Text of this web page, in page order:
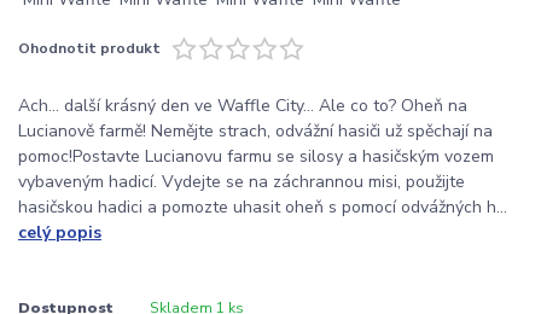
Ohodnotit produkt
Ach... další krásný den ve Waffle City... Ale co to? Oheň na
Lucianově farmě! Nemějte strach, odvážní hasiči už spěchají na
pomoc!Postavte Lucianovu farmu se silosy a hasičským vozem
vybaveným hadicí. Vydejte se na záchrannou misi, použijte
hasičskou hadici a pomozte uhasit oheň s pomocí odvážných h...
celý popis
Dostupnost Skladem 1 ks